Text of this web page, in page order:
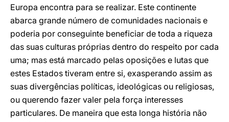
Europa encontra para se realizar. Este continente
abarca grande número de comunidades nacionais e
poderia por conseguinte beneficiar de toda a riqueza
das suas culturas próprias dentro do respeito por cada
uma; mas está marcado pelas oposições e lutas que
estes Estados tiveram entre si, exasperando assim as
suas divergências políticas, ideológicas ou religiosas,
ou querendo fazer valer pela força interesses
particulares. De maneira que esta longa história não